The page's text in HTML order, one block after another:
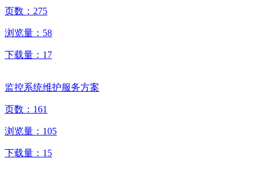
页数： 275
浏览量： 58
下载量： 17
监控系统维护服务方案
页数： 161
浏览量： 105
下载量： 15